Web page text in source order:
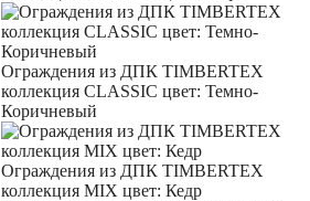
Ограждения из ДПК TIMBERTEX
коллекция CLASSIC цвет: Темно-
Коричневый
Ограждения из ДПК TIMBERTEX
коллекция MIX цвет: Кедр